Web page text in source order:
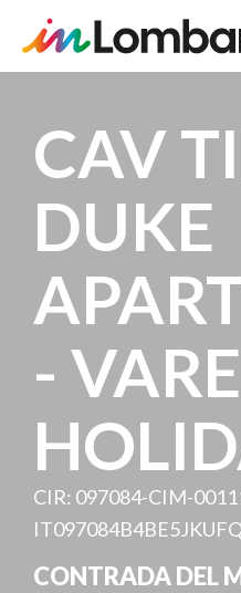
contenuto
principale
CAV
DUKE
-
CIR: 097084-CIM-
CONTRADA DEL